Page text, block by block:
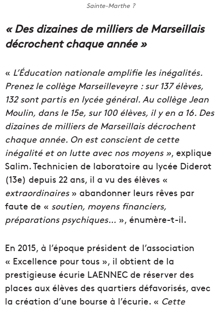
Sainte-Marthe ?
« Des dizaines de milliers de Marseillais
décrochent chaque année »
« L’Éducation nationale amplifie les inégalités.
Prenez le collège Marseilleveyre : sur 137 élèves,
132 sont partis en lycée général. Au collège Jean
Moulin, dans le 15e, sur 100 élèves, il y en a 16. Des
dizaines de milliers de Marseillais décrochent
chaque année. On est conscient de cette
inégalité et on lutte avec nos moyens », explique
Salim. Technicien de laboratoire au lycée Diderot
(13e) depuis 22 ans, il a vu des élèves «
extraordinaires» abandonner leurs rêves par
faute de « soutien, moyens financiers,
préparations psychiques… », énumère-t-il.
En 2015, à l’époque président de l’association
« Excellence pour tous », il obtient de la
prestigieuse écurie LAENNEC de réserver des
places aux élèves des quartiers défavorisés, avec
la création d’une bourse à l’écurie. « Cette